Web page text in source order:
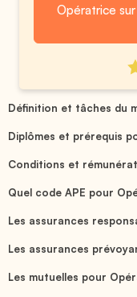
Opératrice
Définition et tâches du
Diplômes et prérequis
Conditions et
Quel code APE pour
Les assurances
Les assurances
Les mutuelles pour